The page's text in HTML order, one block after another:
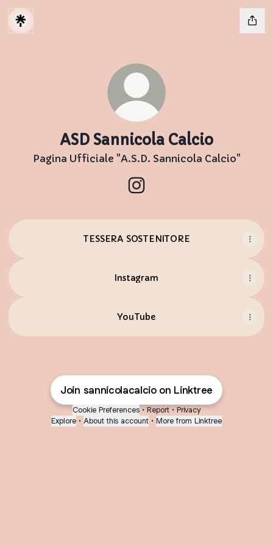
ASD Sannicola Calcio
Pagina Ufficiale "A.S.D. Sannicola Calcio"
TESSERA SOSTENITORE
Instagram
YouTube
Join sannicolacalcio on Linktree
Cookie Preferences • Report • Privacy
Explore • About this account • More from Linktree